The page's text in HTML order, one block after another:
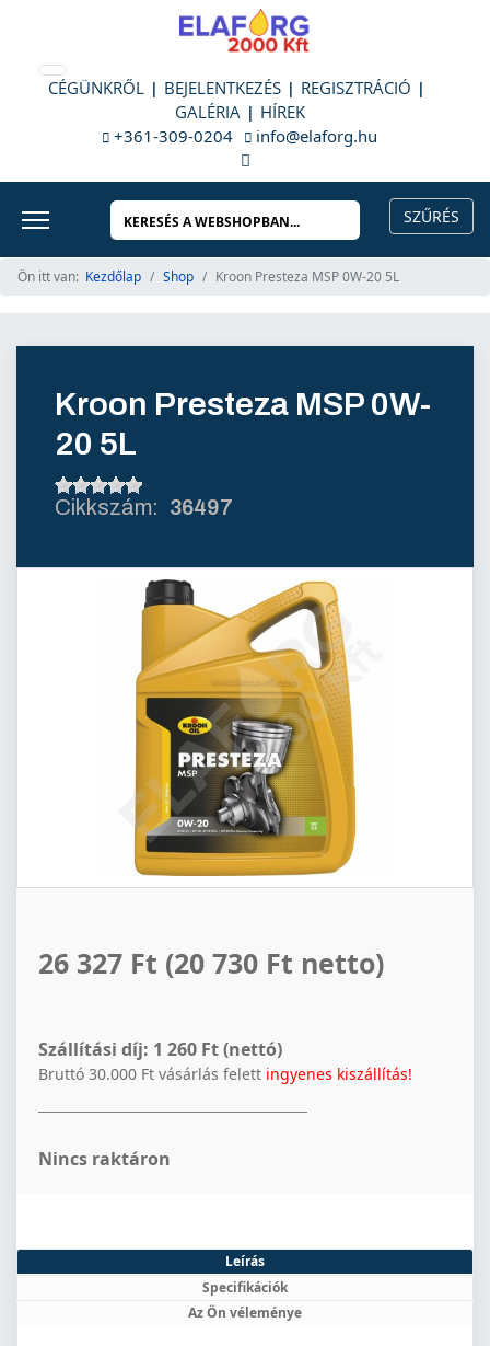
CÉGÜNKRŐL BEJELENTKEZÉS
REGISZTRÁCIÓ
GALÉRIA
HÍREK
+361-309-0204
info@elaforg.hu
Ön itt van: Kezdőlap Shop Kroon Presteza MSP 0W-20 5L
Kroon Presteza MSP 0W-
20 5L
36497
26 327 Ft (20 730 Ft netto)
Szállítási díj: 1 260 Ft (nettó)
Bruttó 30.000 Ft vásárlás felett ingyenes kiszállítás!
Nincs raktáron
Leírás
Specifikációk
Az Ön véleménye